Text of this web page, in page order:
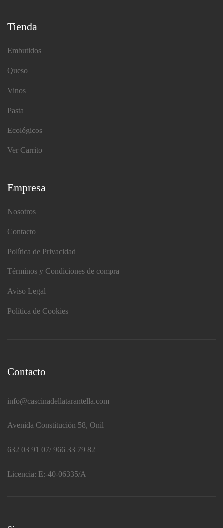
Tienda
Embutidos
Queso
Vinos
Pasta
Ecológicos
Ver Carrito
Empresa
Nosotros
Contacto
Política de Privacidad
Términos y Condiciones de compra
Aviso Legal
Política de Cookies
Contacto
info@cascinadellatarantella.com
Avenida Constitución 58, Onil
632 03 91 07/ 966 33 79 82
Licencia: E:-40-06335/A